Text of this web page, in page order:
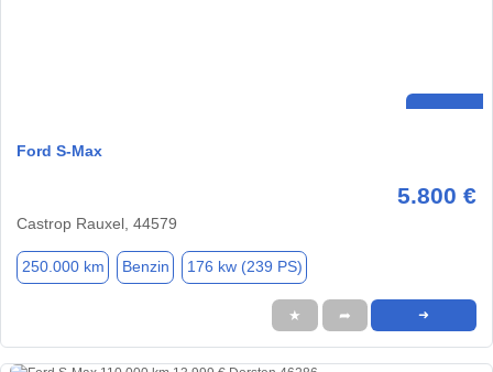
Ford S-Max
5.800 €
Castrop Rauxel, 44579
250.000 km Benzin 176 kw (239 PS)
★ ➦ ➜